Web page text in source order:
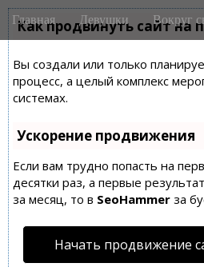
Как продвинуть сайт на
Вы создали или только
процесс, а целый комплекс
системах.
Ускорение продвижения
Если вам трудно попасть на
десятки раз, а первые
за месяц, то в SeoHammer за
Начать продвижение
M
a
n
m
e
n
u
i
Главная Девушки Вокруг